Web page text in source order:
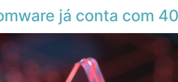
já conta com